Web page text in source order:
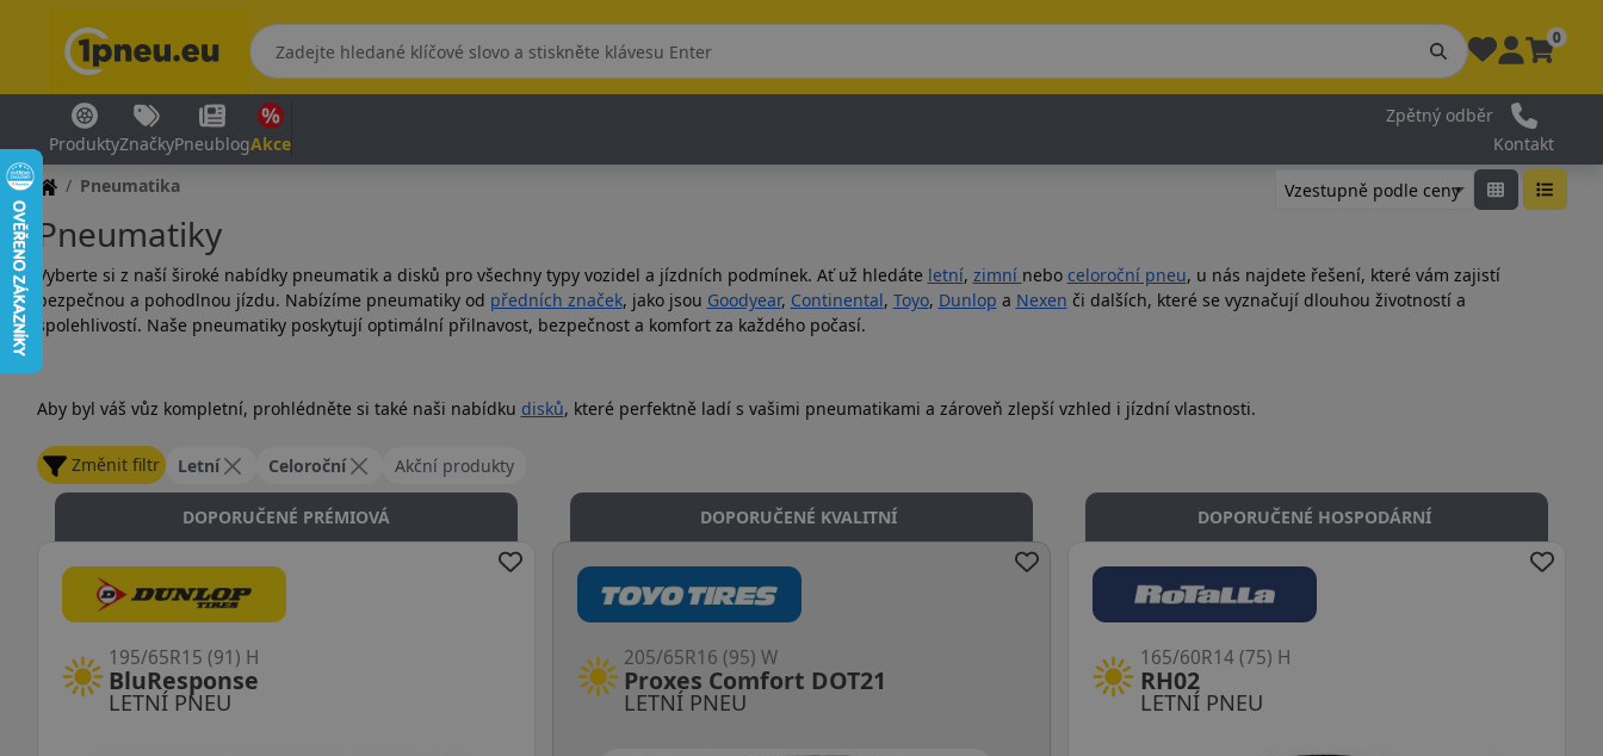
0
ProduktyZnačkyPneublogAkce
Zpětný odběr
Kontakt
Pneumatika
Pneumatiky
Vyberte si z naší široké nabídky pneumatik a disků pro všechny typy vozidel a jízdních podmínek. Ať už hledáte letní, zimní nebo celoroční pneu, u nás najdete řešení, které vám zajistí
bezpečnou a pohodlnou jízdu. Nabízíme pneumatiky od předních značek, jako jsou Goodyear, Continental, Toyo, Dunlop a Nexen či dalších, které se vyznačují dlouhou životností a
spolehlivostí. Naše pneumatiky poskytují optimální přilnavost, bezpečnost a komfort za každého počasí.
Aby byl váš vůz kompletní, prohlédněte si také naši nabídku disků, které perfektně ladí s vašimi pneumatikami a zároveň zlepší vzhled i jízdní vlastnosti.
Změnit filtr Letní Celoroční Akční produkty
DOPORUČENÉ PRÉMIOVÁ
LETNÍ PNEU
BluResponse
195/65R15 (91) H
DOPORUČENÉ KVALITNÍ
LETNÍ PNEU
Proxes Comfort DOT21
205/65R16 (95) W
DOPORUČENÉ HOSPODÁRNÍ
LETNÍ PNEU
RH02
165/60R14 (75) H